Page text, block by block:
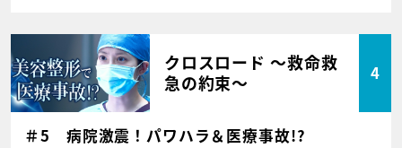
クロスロード ～救命救
急の約束～
4
＃5 病院激震！パワハラ＆医療事故!?